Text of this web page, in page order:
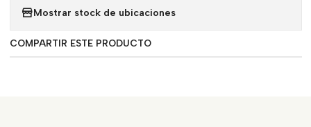
Mostrar stock de ubicaciones
COMPARTIR ESTE PRODUCTO